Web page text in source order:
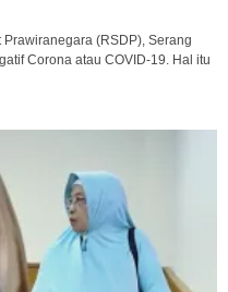
(RSDP), Serang
Corona atau COVID-19. Hal itu